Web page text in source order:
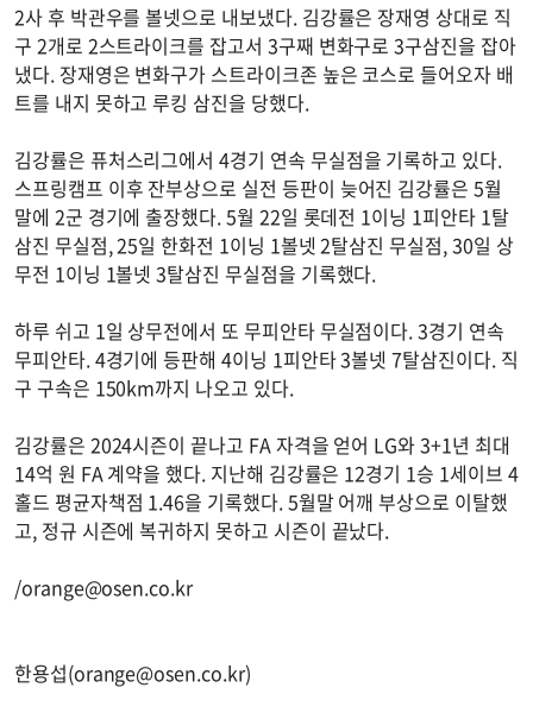
2사 후 박관우를 볼넷으로 내보냈다. 김강률은 장재영 상대로 직
구 2개로 2스트라이크를 잡고서 3구째 변화구로 3구삼진을 잡아
냈다. 장재영은 변화구가 스트라이크존 높은 코스로 들어오자 배
트를 내지 못하고 루킹 삼진을 당했다.
김강률은 퓨처스리그에서 4경기 연속 무실점을 기록하고 있다.
스프링캠프 이후 잔부상으로 실전 등판이 늦어진 김강률은 5월
말에 2군 경기에 출장했다. 5월 22일 롯데전 1이닝 1피안타 1탈
삼진 무실점, 25일 한화전 1이닝 1볼넷 2탈삼진 무실점, 30일 상
무전 1이닝 1볼넷 3탈삼진 무실점을 기록했다.
하루 쉬고 1일 상무전에서 또 무피안타 무실점이다. 3경기 연속
무피안타. 4경기에 등판해 4이닝 1피안타 3볼넷 7탈삼진이다. 직
구 구속은 150km까지 나오고 있다.
김강률은 2024시즌이 끝나고 FA 자격을 얻어 LG와 3+1년 최대
14억 원 FA 계약을 했다. 지난해 김강률은 12경기 1승 1세이브 4
홀드 평균자책점 1.46을 기록했다. 5월말 어깨 부상으로 이탈했
고, 정규 시즌에 복귀하지 못하고 시즌이 끝났다.
/orange@osen.co.kr
한용섭(orange@osen.co.kr)